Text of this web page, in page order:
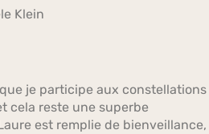
Klein
je participe aux constellations
cela reste une superbe
est remplie de bienveillance,